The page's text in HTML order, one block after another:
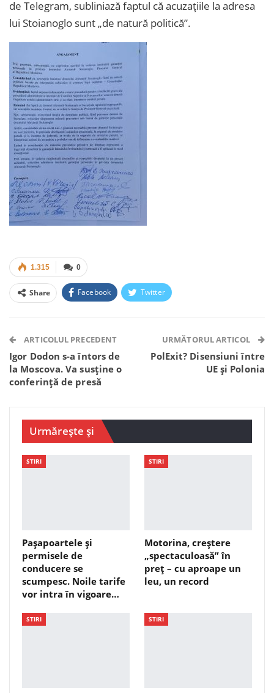
de Telegram, subliniază faptul că acuzațiile la adresa
lui Stoianoglo sunt „de natură politică”.
0
1.315
Share Facebook Twitter
Telegram WhatsApp Viber
ARTICOLUL PRECEDENT
Igor Dodon s-a întors de
la Moscova. Va susține o
conferință de presă
URMĂTORUL ARTICOL
PolExit? Disensiuni între
UE și Polonia
Urmărește și
STIRI
Pașapoartele și
permisele de
conducere se
scumpesc. Noile tarife
vor intra în vigoare…
STIRI
Motorina, creștere
„spectaculoasă” în
preț – cu aproape un
leu, un record
STIRI STIRI